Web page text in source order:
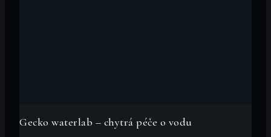
Gecko waterlab – chytrá péče o vodu